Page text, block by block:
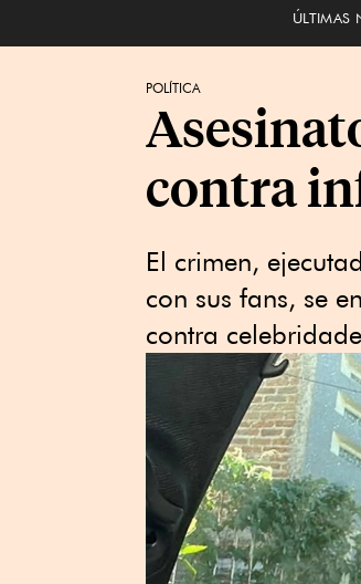
ÚLTIMAS
POLÍTICA
contra
El crimen,
con sus fans, se
contra